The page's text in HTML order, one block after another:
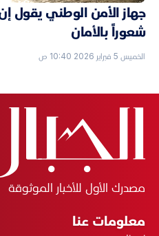
جهاز الأمن الوطني يقول إن
شعوراً بالأمان
الخميس 5 فبراير 2026 10:40 ص
مصدرك الأول للأخبار الموثوقة
معلومات عنا